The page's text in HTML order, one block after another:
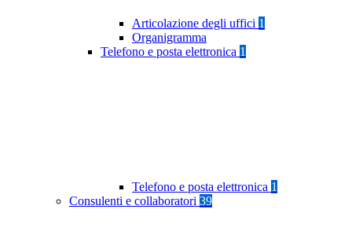
Articolazione degli uffici 1
Organigramma
Telefono e posta elettronica 1
Telefono e posta elettronica 1
Consulenti e collaboratori 39